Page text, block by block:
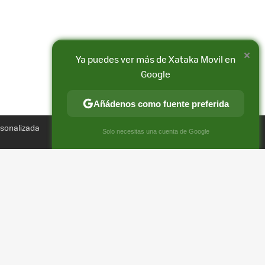
Compartir
FACEBOOK
X
E-
×
Ya puedes ver más de Xataka Movil en
Google
Añádenos como fuente preferida
Solo necesitas una cuenta de Google